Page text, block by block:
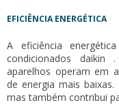
EFICIÊNCIA ENERGÉTICA
A eficiência
condicionados daikin .
aparelhos operam em
de energia mais
mas também contribui